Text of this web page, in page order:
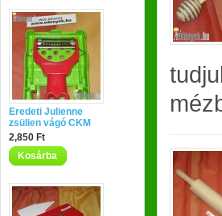
Eredeti Julienne
zsülien vágó CKM
2,850 Ft
Kosárba